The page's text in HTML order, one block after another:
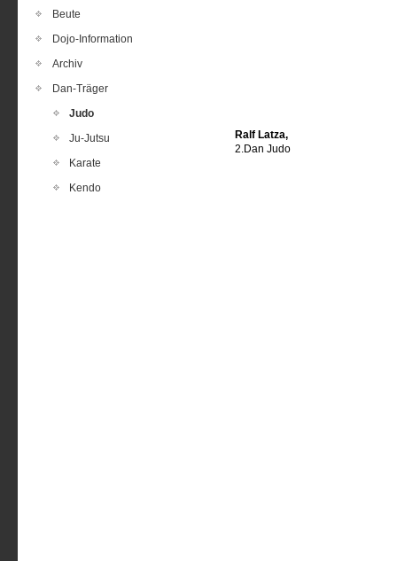
Beute
Dojo-Information
Archiv
Dan-Träger
Judo
Ju-Jutsu
Karate
Kendo
Ralf Latza,
2.Dan Judo